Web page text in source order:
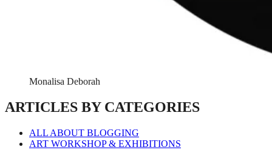
Monalisa Deborah
ARTICLES BY CATEGORIES
ALL ABOUT BLOGGING
ART WORKSHOP & EXHIBITIONS